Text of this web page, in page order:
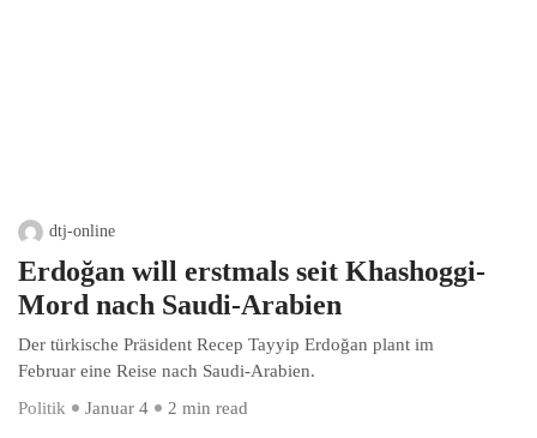
dtj-online
Erdoğan will erstmals seit Khashoggi-
Mord nach Saudi-Arabien
Der türkische Präsident Recep Tayyip Erdoğan plant im
Februar eine Reise nach Saudi-Arabien.
Politik
Januar 4 2 min read